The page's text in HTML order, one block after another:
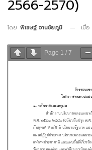
2566-2570)
โดย พิเชษฐ์ จานชัยภูมิ เมื่อ
Page 1 / 7